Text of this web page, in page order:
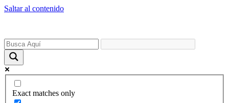
Saltar al contenido
Exact matches only